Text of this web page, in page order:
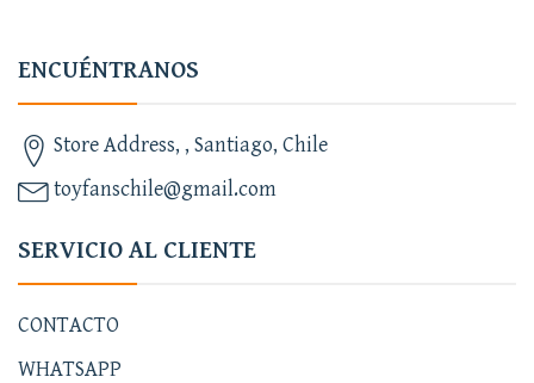
ENCUÉNTRANOS
Store Address, , Santiago, Chile
toyfanschile@gmail.com
SERVICIO AL CLIENTE
CONTACTO
WHATSAPP